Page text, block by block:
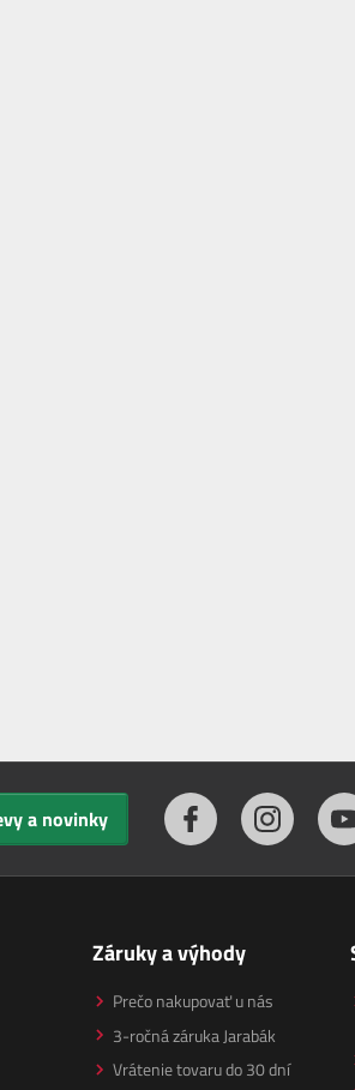
a novinky
Záruky a výhody
Prečo nakupovať u nás
3-ročná záruka Jarabák
Vrátenie tovaru do 30 dní